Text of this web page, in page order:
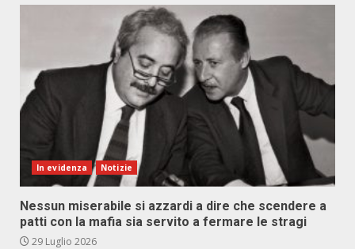
In evidenza Notizie
Nessun miserabile si azzardi a dire che scendere a
patti con la mafia sia servito a fermare le stragi
29 Luglio 2026